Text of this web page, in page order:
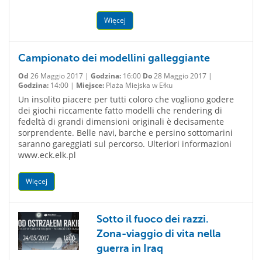
Więcej
Campionato dei modellini galleggiante
Od 26 Maggio 2017 | Godzina: 16:00 Do28 Maggio 2017 |
Godzina: 14:00 | Miejsce: Plaża Miejska w Ełku
Un insolito piacere per tutti coloro che vogliono godere
dei giochi riccamente fatto modelli che rendering di
fedeltà di grandi dimensioni originali è decisamente
sorprendente. Belle navi, barche e persino sottomarini
saranno gareggiati sul percorso. Ulteriori informazioni
www.eck.elk.pl
Więcej
Sotto il fuoco dei razzi.
Zona-viaggio di vita nella
guerra in Iraq